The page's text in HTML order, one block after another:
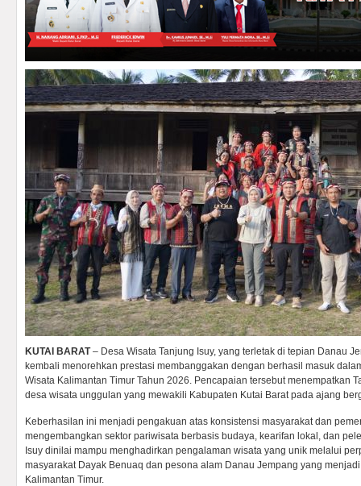
KUTAI BARAT– Desa Wisata Tanjung Isuy, yang terletak di tepian Danau
kembali menorehkan prestasi membanggakan dengan berhasil masuk
Wisata Kalimantan Timur Tahun 2026. Pencapaian tersebut menempatkan
desa wisata unggulan yang mewakili Kabupaten Kutai Barat pada ajang
Keberhasilan ini menjadi pengakuan atas konsistensi masyarakat dan
mengembangkan sektor pariwisata berbasis budaya, kearifan lokal, dan
Isuy dinilai mampu menghadirkan pengalaman wisata yang unik melalui
masyarakat Dayak Benuaq dan pesona alam Danau Jempang yang
Kalimantan Timur.